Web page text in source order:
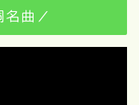
曲／